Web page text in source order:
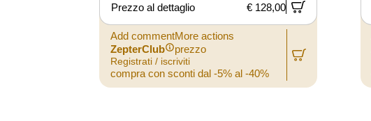
Prezzo al dettaglio € 128,00
Add commentMore actions
ZepterClub
prezzo
Registrati / iscriviti
compra con sconti dal -5% al -40%